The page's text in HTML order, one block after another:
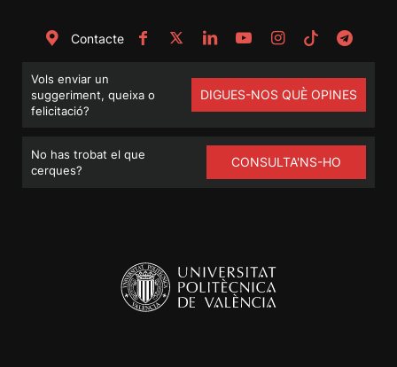
Contacte
Vols enviar un
suggeriment, queixa o
felicitació?
DIGUES-NOS QUÈ OPINES
No has trobat el que
cerques?
CONSULTA'NS-HO